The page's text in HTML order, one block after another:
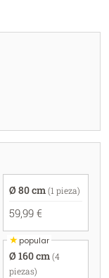
Ø 80 cm (1 pieza)
59,99 €
★popular
Ø 160 cm (4
piezas)